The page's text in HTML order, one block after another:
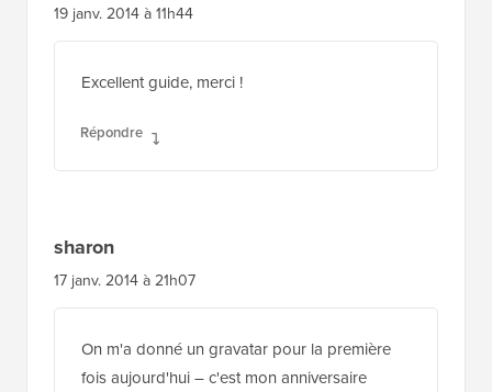
19 janv. 2014 à 11h44
Excellent guide, merci !
Répondre
sharon
17 janv. 2014 à 21h07
On m'a donné un gravatar pour la première
fois aujourd'hui – c'est mon anniversaire